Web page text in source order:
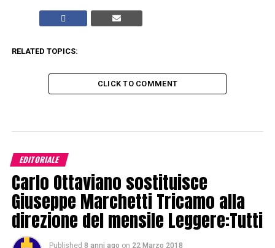
RELATED TOPICS:
CLICK TO COMMENT
EDITORIALE
Carlo Ottaviano sostituisce
Giuseppe Marchetti Tricamo alla
direzione del mensile Leggere:Tutti
Published 8 anni ago on 22 Marzo 2018